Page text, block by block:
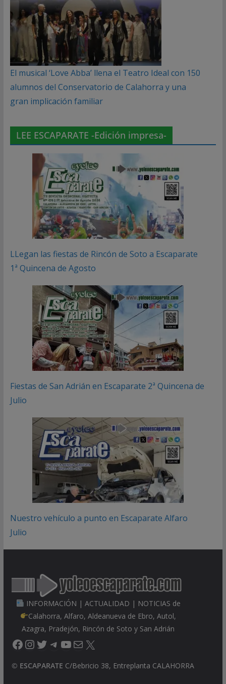
El musical ‘Love Abba’ llena el Teatro Ideal con 150
alumnos del Conservatorio de Calahorra y una
gran implicación familiar
LEE ESCAPARATE -Edición impresa-
LLegan las fiestas de Rincón de Soto a Escaparate
1ª Quincena de Agosto
Fiestas de San Adrián en Escaparate 2ª Quincena de
Julio
Nuestro vehículo a punto en Escaparate Alfaro
Julio
INFORMACIÓN | ACTUALIDAD | NOTICIAS de
Calahorra, Alfaro, Aldeanueva de Ebro, Autol,
Azagra, Pradejón, Rincón de Soto y San Adrián
Facebook
Instagram
Twitter
Telegram
YouTube
Correo electrónico
X
© ESCAPARATE C/Bebricio 38, Entreplanta CALAHORRA